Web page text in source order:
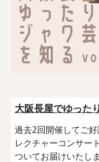
大阪長屋でゆった
過去2回開催してご
レクチャーコンサー
ついてお届けいたし